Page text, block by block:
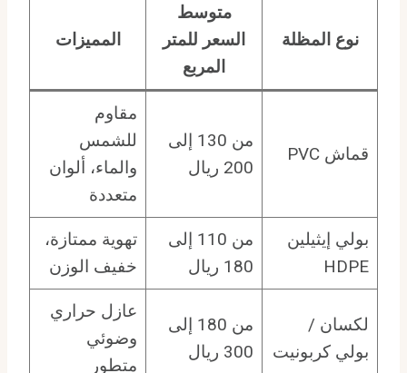
نوع المظلة
متوسط
السعر للمتر
المربع
المميزات
قماش PVC
من 130 إلى
200 ريال
مقاوم
للشمس
والماء، ألوان
متعددة
بولي إيثيلين
HDPE
من 110 إلى
180 ريال
تهوية ممتازة،
خفيف الوزن
لكسان /
بولي كربونيت
من 180 إلى
300 ريال
عازل حراري
وضوئي
متطور